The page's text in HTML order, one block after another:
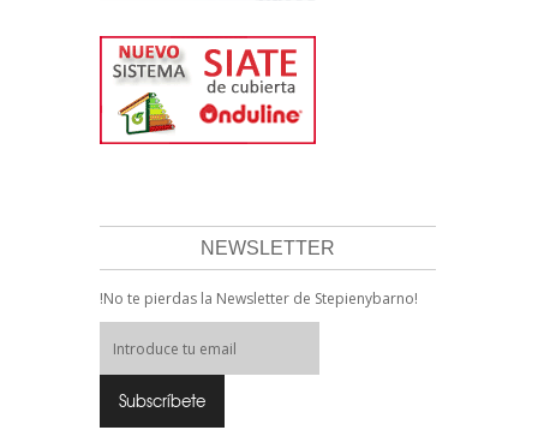
NEWSLETTER
!No te pierdas la Newsletter de Stepienybarno!